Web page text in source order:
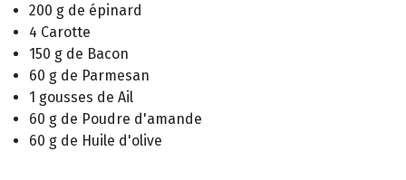
200 g de épinard
4 Carotte
150 g de Bacon
60 g de Parmesan
1 gousses de Ail
60 g de Poudre d'amande
60 g de Huile d'olive